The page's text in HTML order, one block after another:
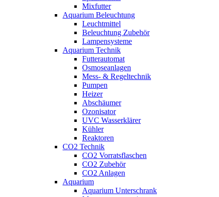
Mixfutter
Aquarium Beleuchtung
Leuchtmittel
Beleuchtung Zubehör
Lampensysteme
Aquarium Technik
Futterautomat
Osmoseanlagen
Mess- & Regeltechnik
Pumpen
Heizer
Abschäumer
Ozonisator
UVC Wasserklärer
Kühler
Reaktoren
CO2 Technik
CO2 Vorratsflaschen
CO2 Zubehör
CO2 Anlagen
Aquarium
Aquarium Unterschrank